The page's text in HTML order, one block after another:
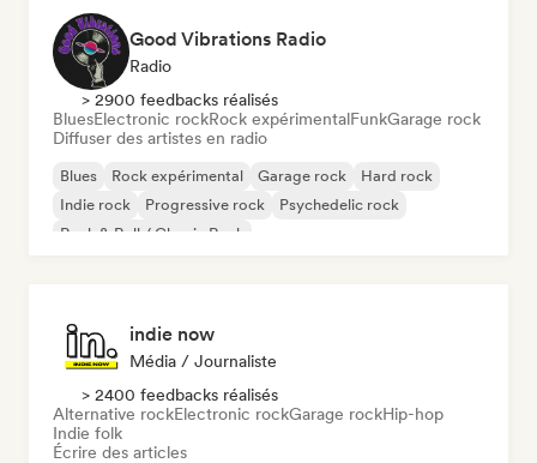
Good Vibrations Radio
Radio
> 2900 feedbacks réalisés
BluesElectronic rockRock expérimentalFunkGarage rock
Diffuser des artistes en radio
Blues Rock expérimental Garage rock
Hard rock
Indie rock
Progressive rock
Psychedelic rock
Rock & Roll / Classic Rock
indie now
Média / Journaliste
> 2400 feedbacks réalisés
Alternative rockElectronic rockGarage rockHip-hop
Indie folk
Écrire des articles